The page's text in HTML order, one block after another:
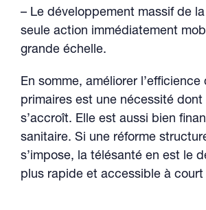
– Le développement massif de
seule action immédiatement
grande échelle.
En somme, améliorer l’efficience
primaires est une nécessité dont
s’accroît. Elle est aussi bien
sanitaire. Si une réforme
s’impose, la télésanté en est le
plus rapide et accessible à